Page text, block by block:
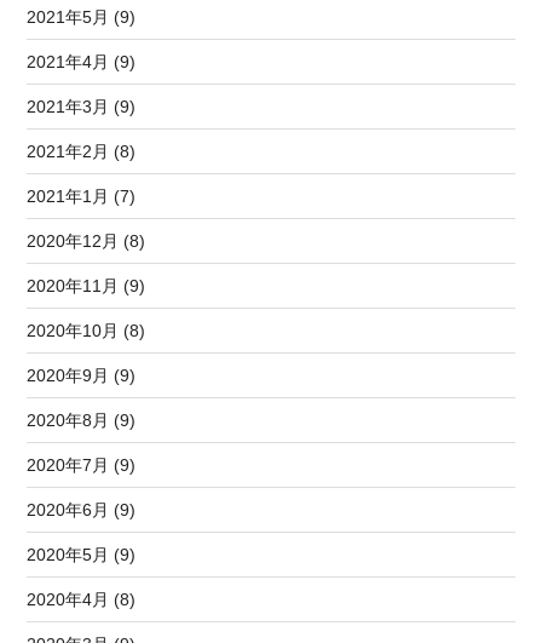
2021年5月 (9)
2021年4月 (9)
2021年3月 (9)
2021年2月 (8)
2021年1月 (7)
2020年12月 (8)
2020年11月 (9)
2020年10月 (8)
2020年9月 (9)
2020年8月 (9)
2020年7月 (9)
2020年6月 (9)
2020年5月 (9)
2020年4月 (8)